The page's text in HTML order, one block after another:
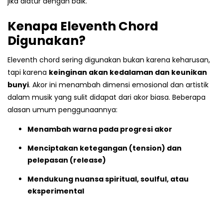
Kenapa Eleventh Chord
Digunakan?
Eleventh chord sering digunakan bukan karena keharusan,
tapi karena keinginan akan kedalaman dan keunikan
bunyi. Akor ini menambah dimensi emosional dan artistik
dalam musik yang sulit didapat dari akor biasa. Beberapa
alasan umum penggunaannya:
Menambah warna pada progresi akor
Menciptakan ketegangan (tension) dan
pelepasan (release)
Mendukung nuansa spiritual, soulful, atau
eksperimental